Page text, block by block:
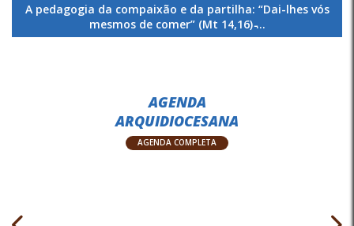
A pedagogia da compaixão e da partilha: “Dai-lhes vós
mesmos de comer” (Mt 14,16) ̵...
AGENDA
ARQUIDIOCESANA
AGENDA COMPLETA